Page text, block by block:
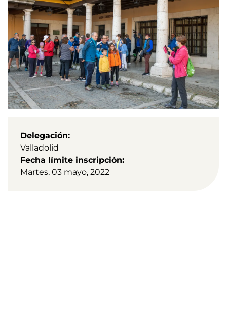
Delegación
Valladolid
Fecha límite inscripción
Martes, 03 mayo, 2022